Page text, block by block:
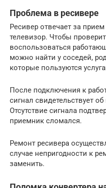
Проблема в ресивере
Ресивер отвечает за
телевизор. Чтобы
воспользоваться
можно найти у соседей,
которые пользуются
После подключения к
сигнал свидетельствует
Отсутствие сигнала
приемник сломался.
Ремонт ресивера
случае непригодности к
заменить.